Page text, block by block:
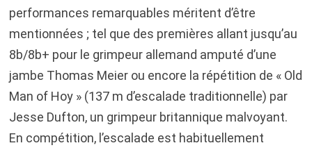
performances remarquables méritent d’être
mentionnées ; tel que des premières allant jusqu’au
8b/8b+ pour le grimpeur allemand amputé d’une
jambe Thomas Meier ou encore la répétition de « Old
Man of Hoy » (137 m d’escalade traditionnelle) par
Jesse Dufton, un grimpeur britannique malvoyant.
En compétition, l’escalade est habituellement